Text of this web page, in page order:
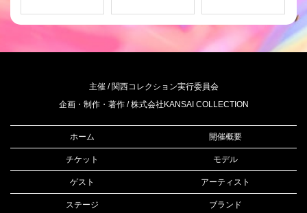
主催 / 関西コレクション実行委員会
企画・制作・著作 / 株式会社KANSAI COLLECTION
ホーム 開催概要
チケット モデル
ゲスト アーティスト
ステージ ブランド